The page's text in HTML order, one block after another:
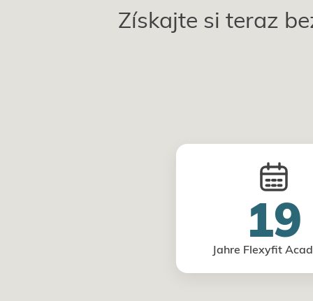
Získajte si teraz
19
Jahre Flexyfit